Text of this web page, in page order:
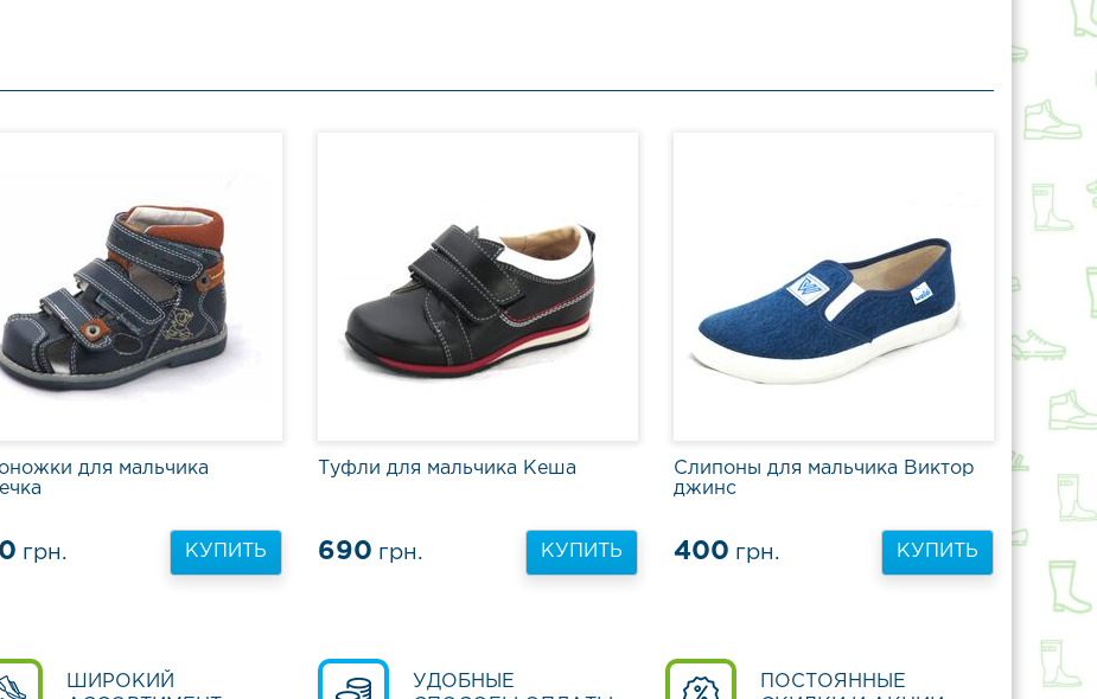
для мальчика
грн. КУПИТЬ
Туфли для мальчика Кеша
690 грн. КУПИТЬ
Слипоны для мальчика Виктор
джинс
400 грн. КУПИТЬ
ШИРОКИЙ
УДОБНЫЕ
ПОСТОЯННЫЕ